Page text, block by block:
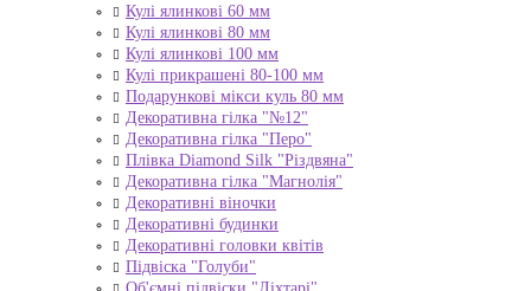
Кулі ялинкові 60 мм
Кулі ялинкові 80 мм
Кулі ялинкові 100 мм
Кулі прикрашені 80-100 мм
Подарункові мікси куль 80 мм
Декоративна гілка "№12"
Декоративна гілка "Перо"
Плівка Diamond Silk "Різдвяна"
Декоративна гілка "Магнолія"
Декоративні віночки
Декоративні будинки
Декоративні головки квітів
Підвіска "Голуби"